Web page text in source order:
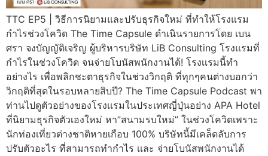
TTC EP5 | วิธีการนิยามและปรับธุรกิจใหม่ ที่ทำให้โรงแรม
กำไรช่วงโควิด The Time Capsule ดำเนินรายการโดย เบน
ศรา จงบัญญัติเจริญ ผู้บริหารบริษัท LiB Consulting โรงแรมที่
กำไรในช่วงโควิด จนจ่ายโบนัสพนักงานได้! โรงเเรมนี้ทำ
อย่างไร เพื่อพลิกชะตาธุรกิจในช่วงวิกฤติ ที่ทุกๆคนต่างบอกว่า
วิกฤติที่สุดในรอบหลายสิบปี? The Time Capsule Podcast พา
ท่านไปดูตัวอย่างของโรงเเรมในประเทศญี่ปุ่นอย่าง APA Hotel
ที่นิยามธุรกิจตัวเองใหม่ หา”สนามรบใหม่” ในช่วงโควิดเพราะ
นักท่องเที่ยวต่างชาติหายเกือบ 100% บริษัทนี้มีเคล็ดลับการ
ปรับตัวอะไร ที่สามารถทำกำไร เเละ จ่ายโบนัสพนักงานได้